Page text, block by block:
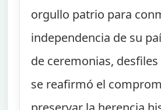
orgullo patrio para
independencia de su
de ceremonias,
se reafirmó el